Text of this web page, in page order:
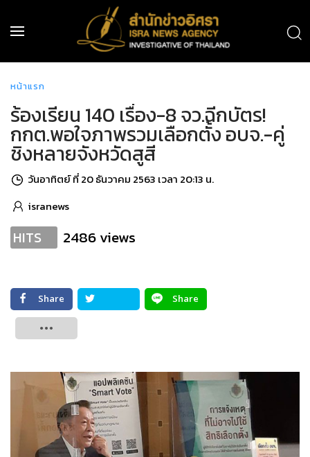
หน้าแรก
ร้องเรียน 140 เรื่อง-8 จว.ฉีกบัตร!
กกต.พอใจภาพรวมเลือกตั้ง อบจ.-คู่
ชิงหลายจังหวัดสูสี
วันอาทิตย์ ที่ 20 ธันวาคม 2563 เวลา 20:13 น.
isranews
HITS 2486 views
Share
Share